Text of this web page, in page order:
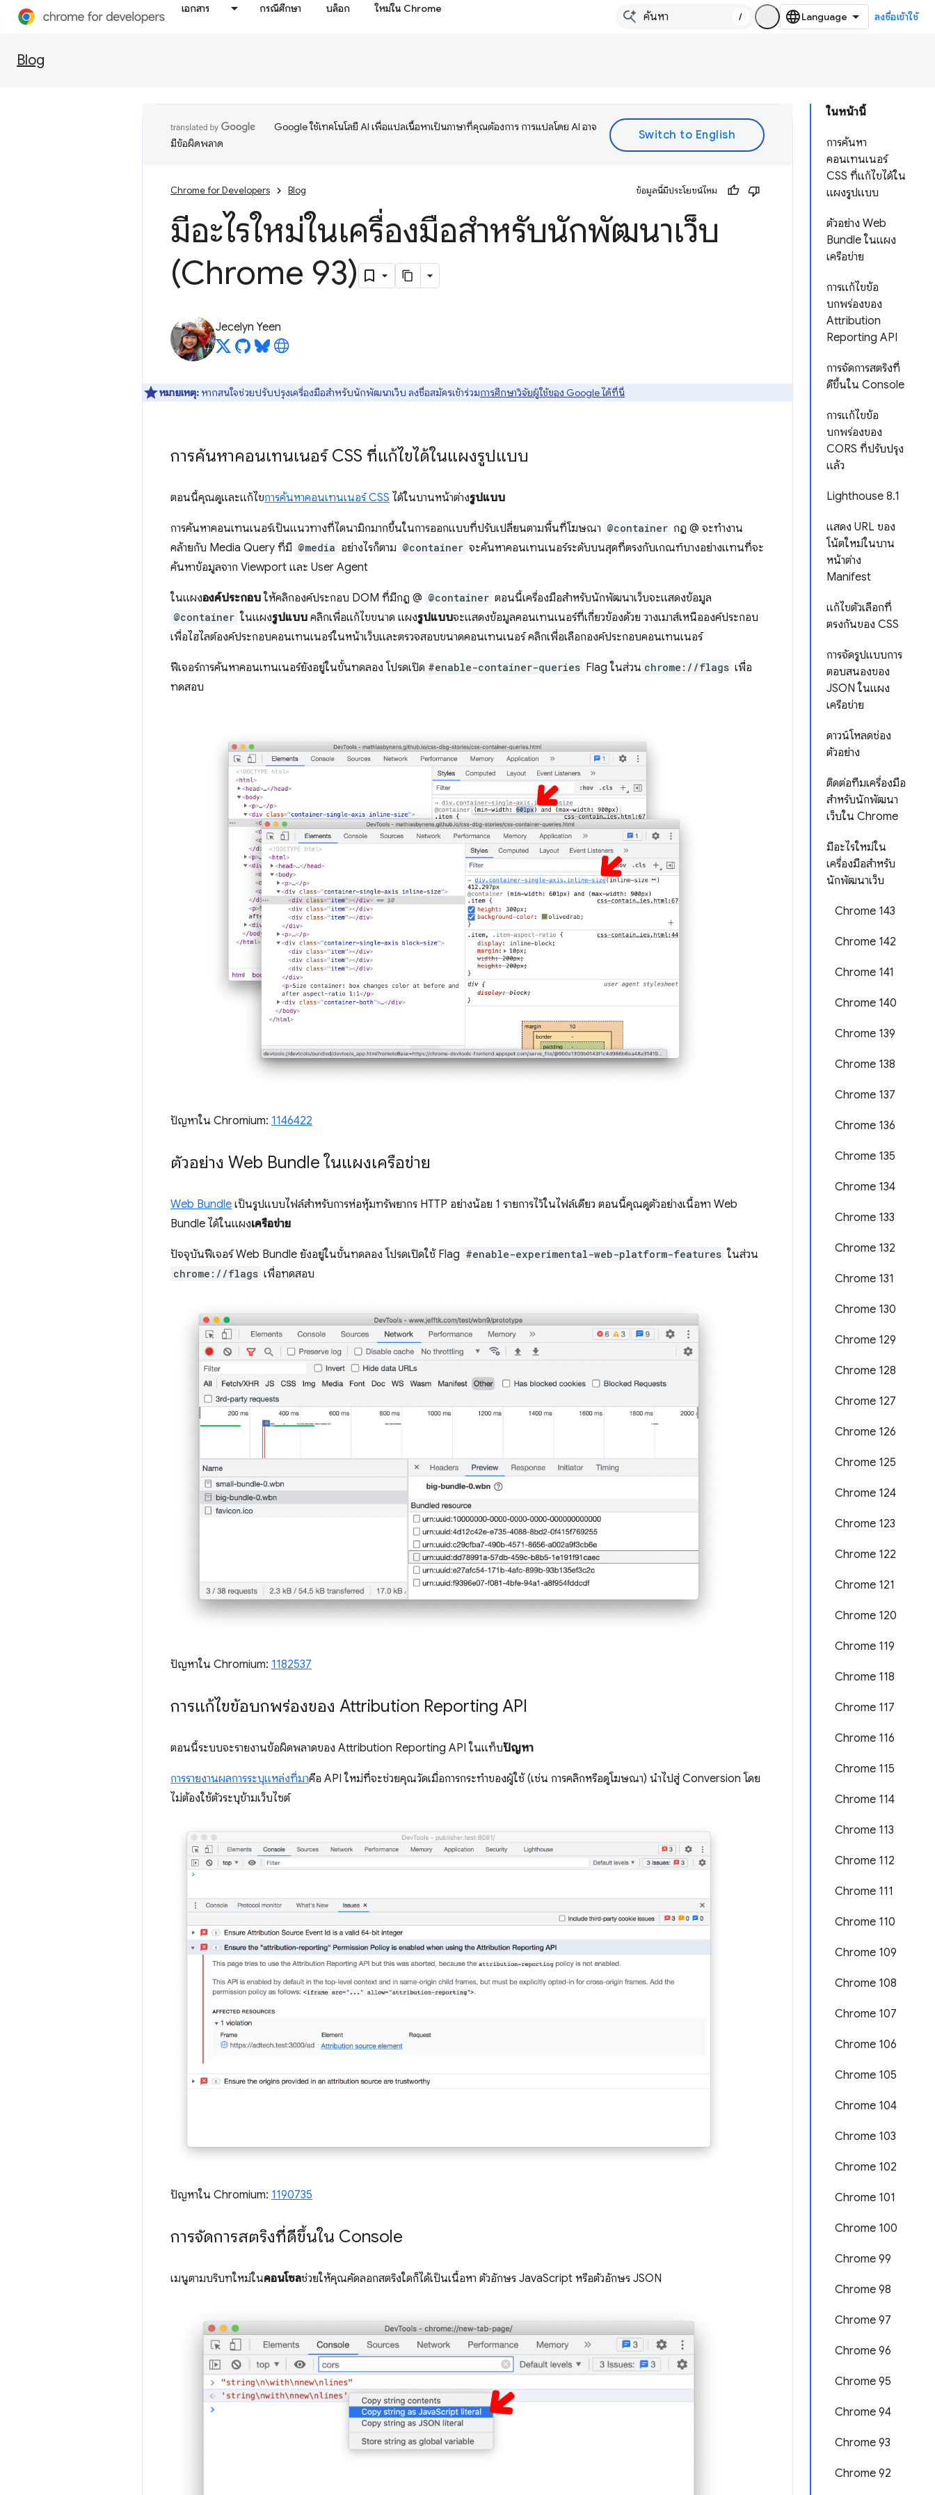
เอกสาร กรณีศึกษา บล็อก ใหม่ใน Chrome
/ ลงชื่อเข้าใช้
Blog
ในหน้านี้
การค้นหา
คอนเทนเนอร์
CSS ที่แก้ไขได้ใน
แผงรูปแบบ
ตัวอย่าง Web
Bundle ในแผง
เครือข่าย
การแก้ไขข้อ
บกพร่องของ
Attribution
Reporting API
การจัดการสตริงที่
ดีขึ้นใน Console
การแก้ไขข้อ
บกพร่องของ
CORS ที่ปรับปรุง
แล้ว
Lighthouse 8.1
แสดง URL ของ
โน้ตใหม่ในบาน
หน้าต่าง
Manifest
แก้ไขตัวเลือกที่
ตรงกันของ CSS
การจัดรูปแบบการ
ตอบสนองของ
JSON ในแผง
เครือข่าย
ดาวน์โหลดช่อง
ตัวอย่าง
ติดต่อทีมเครื่องมือ
สำหรับนักพัฒนา
เว็บใน Chrome
มีอะไรใหม่ใน
เครื่องมือสำหรับ
นักพัฒนาเว็บ
Chrome 143
Chrome 142
Chrome 141
Chrome 140
Chrome 139
Chrome 138
Chrome 137
Chrome 136
Chrome 135
Chrome 134
Chrome 133
Chrome 132
Chrome 131
Chrome 130
Chrome 129
Chrome 128
Chrome 127
Chrome 126
Chrome 125
Chrome 124
Chrome 123
Chrome 122
Chrome 121
Chrome 120
Chrome 119
Chrome 118
Chrome 117
Chrome 116
Chrome 115
Chrome 114
Chrome 113
Chrome 112
Chrome 111
Chrome 110
Chrome 109
Chrome 108
Chrome 107
Chrome 106
Chrome 105
Chrome 104
Chrome 103
Chrome 102
Chrome 101
Chrome 100
Chrome 99
Chrome 98
Chrome 97
Chrome 96
Chrome 95
Chrome 94
Chrome 93
Chrome 92
Google ใช้เทคโนโลยี AI เพื่อแปลเนื้อหาเป็นภาษาที่คุณต้องการ การแปลโดย AI อาจ
มีข้อผิดพลาด
Chrome for Developers Blog ข้อมูลนี้มีประโยชน์ไหม
มีอะไรใหม่ในเครื่องมือสำหรับนักพัฒนาเว็บ
(Chrome 93)
Jecelyn Yeen
หมายเหตุ: หากสนใจช่วยปรับปรุงเครื่องมือสำหรับนักพัฒนาเว็บ ลงชื่อสมัครเข้าร่วมการศึกษาวิจัยผู้ใช้ของ Google ได้ที่นี่
การค้นหาคอนเทนเนอร์ CSS ที่แก้ไขได้ในแผงรูปแบบ
ตอนนี้คุณดูและแก้ไขการค้นหาคอนเทนเนอร์ CSS ได้ในบานหน้าต่างรูปแบบ
การค้นหาคอนเทนเนอร์เป็นแนวทางที่ไดนามิกมากขึ้นในการออกแบบที่ปรับเปลี่ยนตามพื้นที่โฆษณา @container กฎ @ จะทำงาน
คล้ายกับ Media Query ที่มี @media อย่างไรก็ตาม @container จะค้นหาคอนเทนเนอร์ระดับบนสุดที่ตรงกับเกณฑ์บางอย่างแทนที่จะ
ค้นหาข้อมูลจาก Viewport และ User Agent
ในแผงองค์ประกอบ ให้คลิกองค์ประกอบ DOM ที่มีกฎ @ @container ตอนนี้เครื่องมือสำหรับนักพัฒนาเว็บจะแสดงข้อมูล
@container ในแผงรูปแบบ คลิกเพื่อแก้ไขขนาด แผงรูปแบบจะแสดงข้อมูลคอนเทนเนอร์ที่เกี่ยวข้องด้วย วางเมาส์เหนือองค์ประกอบ
เพื่อไฮไลต์องค์ประกอบคอนเทนเนอร์ในหน้าเว็บและตรวจสอบขนาดคอนเทนเนอร์ คลิกเพื่อเลือกองค์ประกอบคอนเทนเนอร์
ฟีเจอร์การค้นหาคอนเทนเนอร์ยังอยู่ในขั้นทดลอง โปรดเปิด #enable-container-queries Flag ในส่วน chrome://flags เพื่อ
ทดสอบ
ปัญหาใน Chromium: 1146422
ตัวอย่าง Web Bundle ในแผงเครือข่าย
Web Bundle เป็นรูปแบบไฟล์สำหรับการห่อหุ้มทรัพยากร HTTP อย่างน้อย 1 รายการไว้ในไฟล์เดียว ตอนนี้คุณดูตัวอย่างเนื้อหา Web
Bundle ได้ในแผงเครือข่าย
ปัจจุบันฟีเจอร์ Web Bundle ยังอยู่ในขั้นทดลอง โปรดเปิดใช้ Flag #enable-experimental-web-platform-features ในส่วน
chrome://flags เพื่อทดสอบ
ปัญหาใน Chromium: 1182537
การแก้ไขข้อบกพร่องของ Attribution Reporting API
ตอนนี้ระบบจะรายงานข้อผิดพลาดของ Attribution Reporting API ในแท็บปัญหา
การรายงานผลการระบุแหล่งที่มาคือ API ใหม่ที่จะช่วยคุณวัดเมื่อการกระทําของผู้ใช้ (เช่น การคลิกหรือดูโฆษณา) นําไปสู่ Conversion โดย
ไม่ต้องใช้ตัวระบุข้ามเว็บไซต์
ปัญหาใน Chromium: 1190735
การจัดการสตริงที่ดีขึ้นใน Console
เมนูตามบริบทใหม่ในคอนโซลช่วยให้คุณคัดลอกสตริงใดก็ได้เป็นเนื้อหา ตัวอักษร JavaScript หรือตัวอักษร JSON